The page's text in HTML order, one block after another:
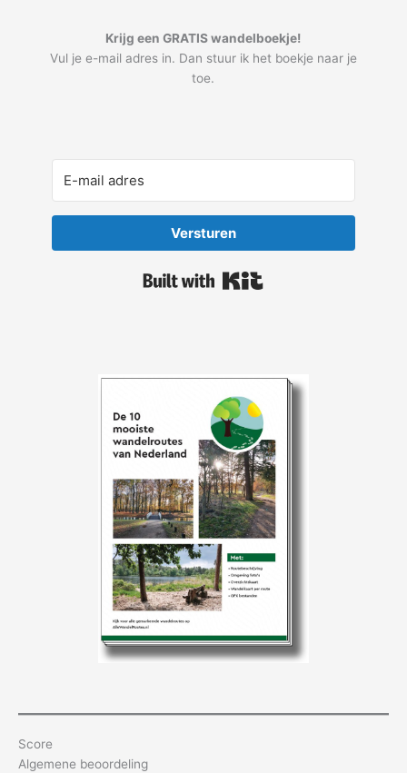
Krijg een GRATIS wandelboekje!
Vul je e-mail adres in. Dan stuur ik het boekje naar je
toe.
Versturen
Score
Algemene beoordeling